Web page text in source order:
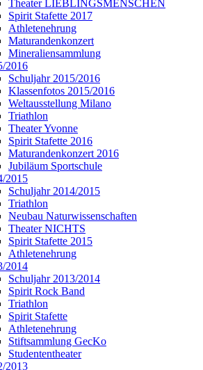
Theater LIEBLINGSMENSCHEN
Spirit Stafette 2017
Athletenehrung
Maturandenkonzert
Mineraliensammlung
2016
Schuljahr 2015/2016
Klassenfotos 2015/2016
Weltausstellung Milano
Triathlon
Theater Yvonne
Spirit Stafette 2016
Maturandenkonzert 2016
Jubiläum Sportschule
2015
Schuljahr 2014/2015
Triathlon
Neubau Naturwissenschaften
Theater NICHTS
Spirit Stafette 2015
Athletenehrung
2014
Schuljahr 2013/2014
Spirit Rock Band
Triathlon
Spirit Stafette
Athletenehrung
Stiftsammlung GecKo
Studententheater
2013